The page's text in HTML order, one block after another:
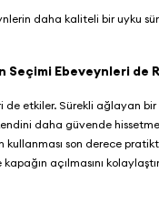
daha kaliteli bir uyku
Seçimi Ebeveynleri de
etkiler. Sürekli ağlayan
daha güvende
son derece
açılmasını